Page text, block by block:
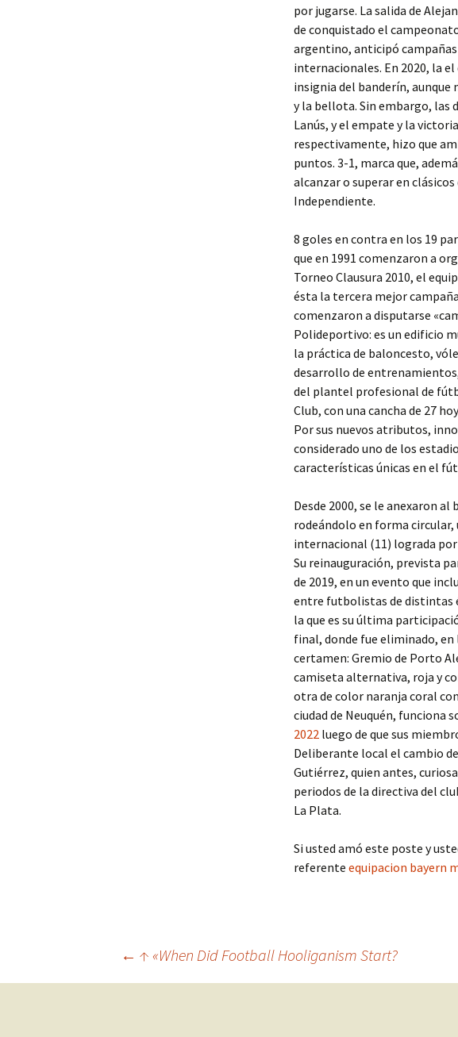
por jugarse. La salida de
de conquistado el
argentino, anticipó
internacionales. En 2020, la
insignia del banderín,
y la bellota. Sin embargo, las
Lanús, y el empate y la
respectivamente, hizo que
puntos. 3-1, marca que,
alcanzar o superar en
Independiente.
8 goles en contra en los 19
que en 1991 comenzaron a
Torneo Clausura 2010, el
ésta la tercera mejor
comenzaron a disputarse
Polideportivo: es un edificio
la práctica de baloncesto,
desarrollo de
del plantel profesional de
Club, con una cancha de 27
Por sus nuevos atributos,
considerado uno de los
características únicas en el
Desde 2000, se le anexaron
rodeándolo en forma
internacional (11) lograda
Su reinauguración, prevista
de 2019, en un evento que
entre futbolistas de distintas
la que es su última
final, donde fue eliminado,
certamen: Gremio de Porto
camiseta alternativa, roja y
otra de color naranja coral
ciudad de Neuquén, funciona
2022 luego de que sus
Deliberante local el cambio
Gutiérrez, quien antes,
periodos de la directiva del
La Plata.
Si usted amó este poste y
referente equipacion bayern
Navegación
← ↑ «When Did Football Hooliganism Start?